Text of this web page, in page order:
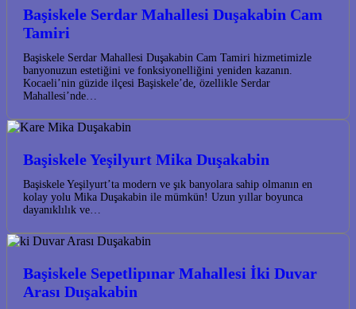
Başiskele Serdar Mahallesi Duşakabin Cam
Tamiri
Başiskele Serdar Mahallesi Duşakabin Cam Tamiri hizmetimizle
banyonuzun estetiğini ve fonksiyonelliğini yeniden kazanın.
Kocaeli’nin güzide ilçesi Başiskele’de, özellikle Serdar
Mahallesi’nde…
Başiskele Yeşilyurt Mika Duşakabin
Başiskele Yeşilyurt’ta modern ve şık banyolara sahip olmanın en
kolay yolu Mika Duşakabin ile mümkün! Uzun yıllar boyunca
dayanıklılık ve…
Başiskele Sepetlipınar Mahallesi İki Duvar
Arası Duşakabin